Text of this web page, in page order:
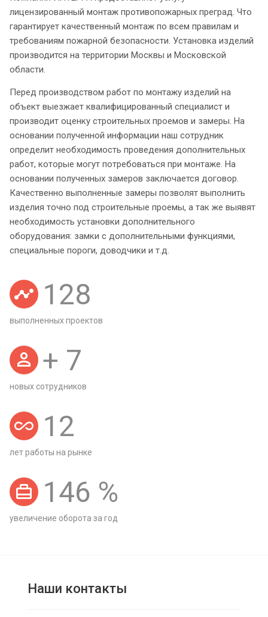
лицензированный монтаж противопожарных преград. Что
гарантирует качественный монтаж по всем правилам и
требованиям пожарной безопасности. Установка изделий
производится на территории Москвы и Московской
области.
Перед производством работ по монтажу изделий на
объект выезжает квалифицированный специалист и
производит оценку строительных проемов и замеры. На
основании полученной информации наш сотрудник
определит необходимость проведения дополнительных
работ, которые могут потребоваться при монтаже. На
основании полученных замеров заключается договор.
Качественно выполненные замеры позволят выполнить
изделия точно под строительные проемы, а так же выявят
необходимость установки дополнительного
оборудования: замки с дополнительными функциями,
специальные пороги, доводчики и т.д.
128
выполненных проектов
+ 7
новых сотрудников
12
лет работы на рынке
146 %
увеличение оборота за год
Наши контакты